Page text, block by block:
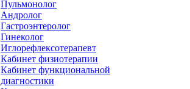
Пульмонолог
Андролог
Гастроэнтеролог
Гинеколог
Иглорефлексотерапевт
Кабинет физиотерапии
Кабинет функциональной
диагностики